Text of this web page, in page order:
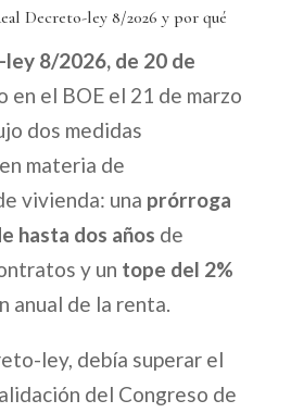
Decreto-ley 8/2026 y por qué
8/2026, de 20 de
en el BOE el 21 de marzo
dos medidas
materia de
vivienda: una prórroga
hasta dos años de
y un tope del 2%
anual de la renta.
ley, debía superar el
del Congreso de